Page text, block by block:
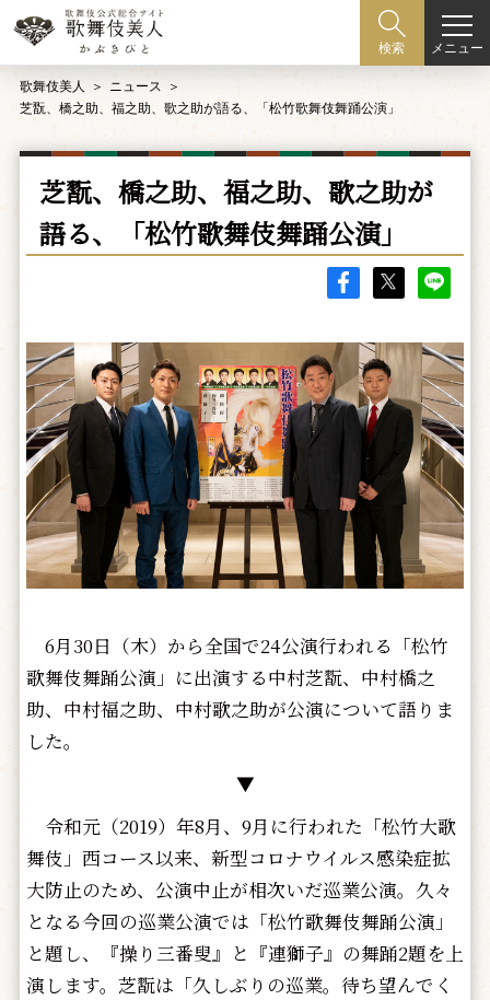
検索 メニュー
歌舞伎美人
ニュース
芝翫、橋之助、福之助、歌之助が語る、「松竹歌舞伎舞踊公演」
芝翫、橋之助、福之助、歌之助が
語る、「松竹歌舞伎舞踊公演」
6月30日（木）から全国で24公演行われる「松竹
歌舞伎舞踊公演」に出演する中村芝翫、中村橋之
助、中村福之助、中村歌之助が公演について語りま
した。
▼
令和元（2019）年8月、9月に行われた「松竹大歌
舞伎」西コース以来、新型コロナウイルス感染症拡
大防止のため、公演中止が相次いだ巡業公演。久々
となる今回の巡業公演では「松竹歌舞伎舞踊公演」
と題し、『操り三番叟』と『連獅子』の舞踊2題を上
演します。芝翫は「久しぶりの巡業。待ち望んでく